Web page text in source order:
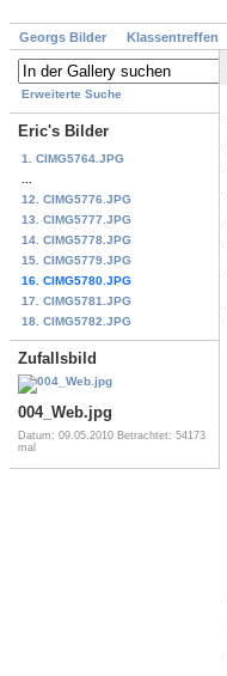
Georgs Bilder Klassentreffen
Erweiterte Suche
Eric's Bilder
1. CIMG5764.JPG
12. CIMG5776.JPG
13. CIMG5777.JPG
14. CIMG5778.JPG
15. CIMG5779.JPG
16. CIMG5780.JPG
17. CIMG5781.JPG
18. CIMG5782.JPG
Zufallsbild
004_Web.jpg
Datum: 09.05.2010 Betrachtet: 54173
mal